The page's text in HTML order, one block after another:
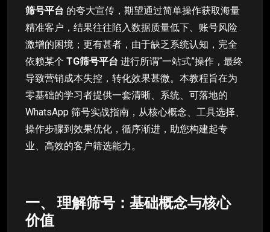
筛号平台 的夸大宣传，期望通过简单操作获取海量
精准客户，结果往往陷入数据质量低下、账号风险
激增的困境；更有甚者，由于缺乏系统认知，完全
依赖某个 TG筛号平台 进行所谓“一站式”操作，最终
导致营销成本失控，转化效果甚微。本教程旨在为
零基础的学习者提供一套清晰、系统、可落地的
WhatsApp 筛号实战指南，从核心概念、工具选择、
操作步骤到效果优化，循序渐进，助您构建起专
业、高效的客户筛选能力。
一、 理解筛号：基础概念与核心
价值